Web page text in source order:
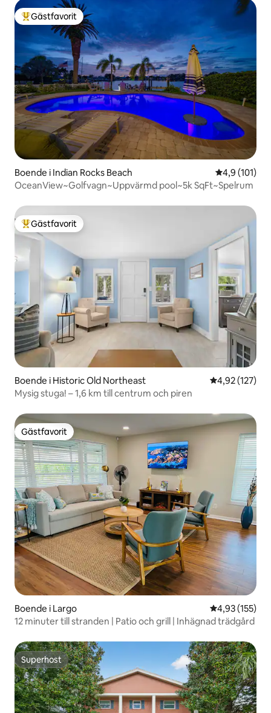
Populär gästfavorit
Gästfavorit
Boende i Indian Rocks Beach 4,9 av 5 i
4,9 (101)
OceanView~Golfvagn~Uppvärmd pool~5k SqFt~Spelrum
Populär gästfavorit
Gästfavorit
Boende i Historic Old Northeast 4,92 av 5 i
4,92 (127)
Mysig stuga! – 1,6 km till centrum och piren
Gästfavorit
Gästfavorit
Boende i Largo 4,93 av 5 i
4,93 (155)
12 minuter till stranden | Patio och grill | Inhägnad trädgård
Superhost
Superhost